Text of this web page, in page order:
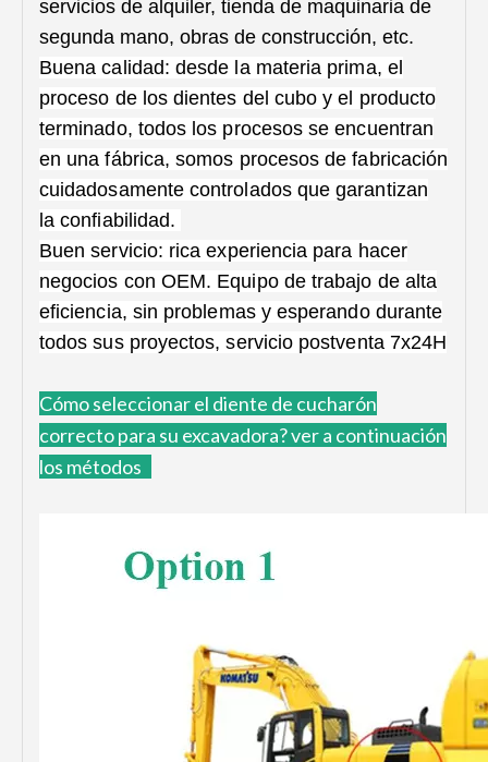
servicios de alquiler, tienda de maquinaria de
segunda mano, obras de construcción, etc.
Buena calidad: desde la materia prima, el
proceso de los dientes del cubo y el producto
terminado, todos los procesos se encuentran
en una fábrica, somos procesos de fabricación
cuidadosamente controlados que garantizan
la confiabilidad.
Buen servicio: rica experiencia para hacer
negocios con OEM. Equipo de trabajo de alta
eficiencia, sin problemas y esperando durante
todos sus proyectos, servicio postventa 7x24H
Cómoseleccionar el diente de cucharón
correcto para su excavadora?ver a continuación
los métodos